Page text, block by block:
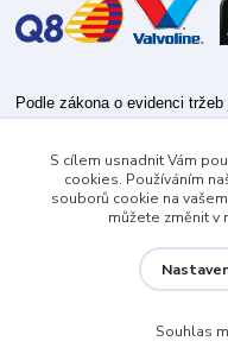
Podle zákona o evidenci
Zároveň je povinen
případě technického
S cílem usnadnit Vám
cookies. Používáním
souborů cookie na
můžete změnit v
Souhlas